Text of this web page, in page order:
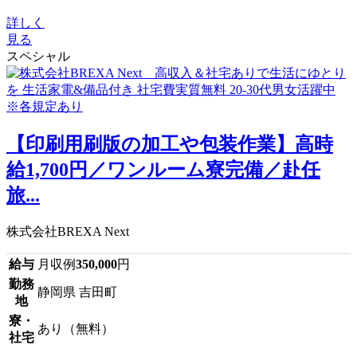
詳しく
見る
スペシャル
【印刷用刷版の加工や包装作業】高時
給1,700円／ワンルーム寮完備／赴任
旅...
株式会社BREXA Next
給与 月収例350,000円
勤務
地
静岡県 吉田町
寮・
社宅
あり（無料）